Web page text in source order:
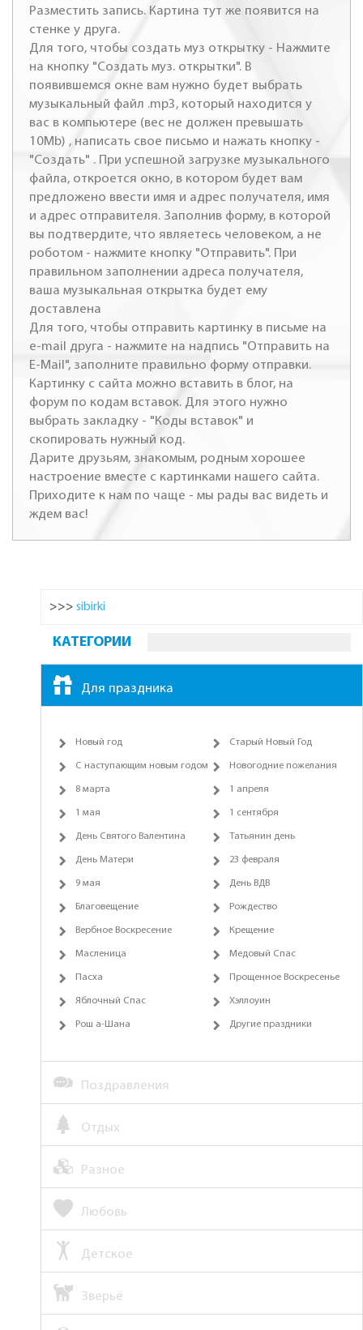
Разместить запись. Картина тут же появится на
стенке у друга.
Для того, чтобы создать муз открытку - Нажмите
на кнопку "Создать муз. открытки". В
появившемся окне вам нужно будет выбрать
музыкальный файл .mp3, который находится у
вас в компьютере (вес не должен превышать
10Mb) , написать свое письмо и нажать кнопку -
"Создать" . При успешной загрузке музыкального
файла, откроется окно, в котором будет вам
предложено ввести имя и адрес получателя, имя
и адрес отправителя. Заполнив форму, в которой
вы подтвердите, что являетесь человеком, а не
роботом - нажмите кнопку "Отправить". При
правильном заполнении адреса получателя,
ваша музыкальная открытка будет ему
доставлена
Для того, чтобы отправить картинку в письме на
e-mail друга - нажмите на надпись "Отправить на
E-Mail", заполните правильно форму отправки.
Картинку с сайта можно вставить в блог, на
форум по кодам вставок. Для этого нужно
выбрать закладку - "Коды вставок" и
скопировать нужный код.
Дарите друзьям, знакомым, родным хорошее
настроение вместе с картинками нашего сайта.
Приходите к нам по чаще - мы рады вас видеть и
ждем вас!
>>> sibirki
КАТЕГОРИИ
Для праздника
Новый год Старый Новый Год
С наступающим новым годом Новогодние пожелания
8 марта 1 апреля
1 мая 1 сентября
День Святого Валентина Татьянин день
День Матери 23 февраля
9 мая День ВДВ
Благовещение Рождество
Вербное Воскресение Крещение
Масленица Медовый Спас
Пасха Прощенное Воскресенье
Яблочный Спас Хэллоуин
Рош а-Шана Другие праздники
Поздравления
Отдых
Разное
Любовь
Детское
Зверьё